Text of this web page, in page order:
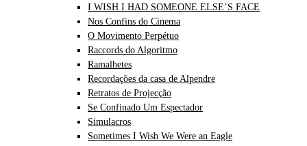
I WISH I HAD SOMEONE ELSE’S FACE
Nos Confins do Cinema
O Movimento Perpétuo
Raccords do Algoritmo
Ramalhetes
Recordações da casa de Alpendre
Retratos de Projecção
Se Confinado Um Espectador
Simulacros
Sometimes I Wish We Were an Eagle